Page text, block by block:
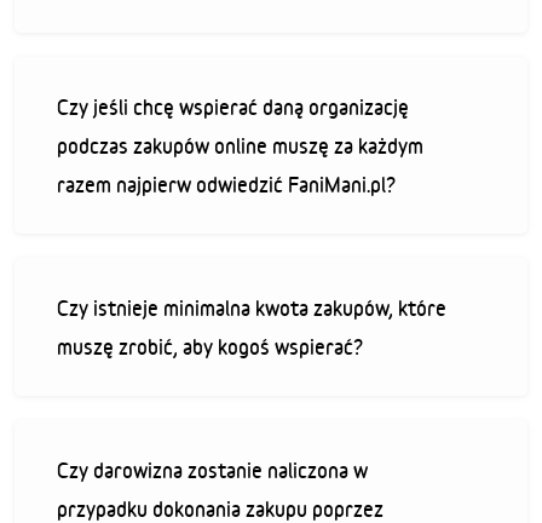
Czy jeśli chcę wspierać daną organizację
podczas zakupów online muszę za każdym
razem najpierw odwiedzić FaniMani.pl?
Czy istnieje minimalna kwota zakupów, które
muszę zrobić, aby kogoś wspierać?
Czy darowizna zostanie naliczona w
przypadku dokonania zakupu poprzez